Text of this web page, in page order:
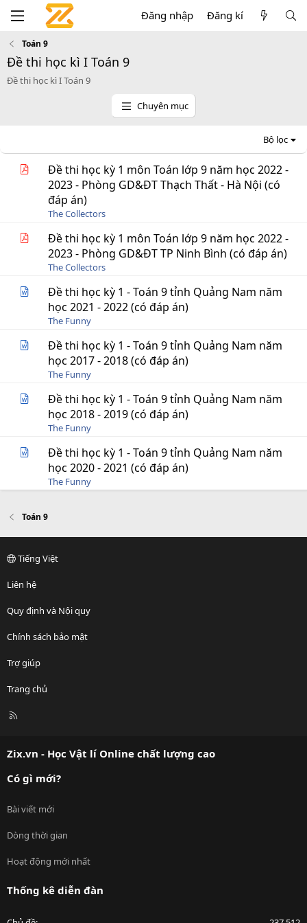
Đăng nhập Đăng kí
Toán 9
Đề thi học kì I Toán 9
Đề thi học kì I Toán 9
Chuyên mục
Bộ lọc
Đề thi học kỳ 1 môn Toán lớp 9 năm học 2022 -
2023 - Phòng GD&ĐT Thạch Thất - Hà Nội (có
đáp án)
The Collectors
Đề thi học kỳ 1 môn Toán lớp 9 năm học 2022 -
2023 - Phòng GD&ĐT TP Ninh Bình (có đáp án)
The Collectors
Đề thi học kỳ 1 - Toán 9 tỉnh Quảng Nam năm
học 2021 - 2022 (có đáp án)
The Funny
Đề thi học kỳ 1 - Toán 9 tỉnh Quảng Nam năm
học 2017 - 2018 (có đáp án)
The Funny
Đề thi học kỳ 1 - Toán 9 tỉnh Quảng Nam năm
học 2018 - 2019 (có đáp án)
The Funny
Đề thi học kỳ 1 - Toán 9 tỉnh Quảng Nam năm
học 2020 - 2021 (có đáp án)
The Funny
Toán 9
Tiếng Việt
Liên hệ
Quy định và Nội quy
Chính sách bảo mật
Trợ giúp
Trang chủ
R
Zix.vn - Học Vật lí Online chất lượng cao
Có gì mới?
Bài viết mới
Dòng thời gian
Hoạt động mới nhất
Thống kê diễn đàn